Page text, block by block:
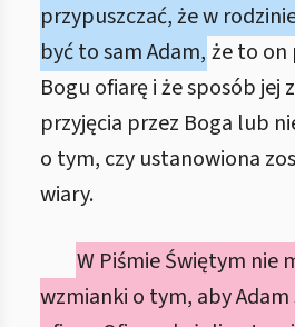
przypuszczać, że w
być to sam Adam, że to on
Bogu ofiarę i że sposób jej
przyjęcia przez Boga lub
o tym, czy ustanowiona
wiary.
W Piśmie Świętym nie
wzmianki o tym, aby Adam